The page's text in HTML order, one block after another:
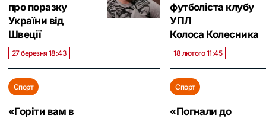
про поразку
України від
Швеції
27 березня 18:43
футболіста клубу
УПЛ
Колоса Колесника
18 лютого 11:45
Спорт
«Горіти вам в
Спорт
«Погнали до